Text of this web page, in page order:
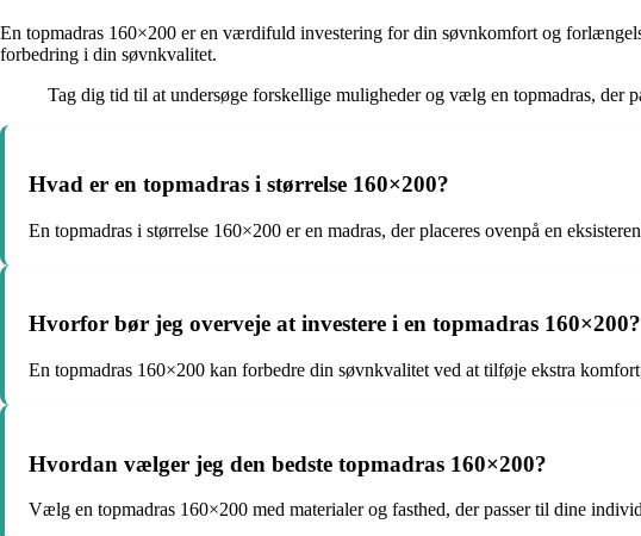
En topmadras 160×200 er en værdifuld investering for din søvnkomfort og
forbedring i din søvnkvalitet.
Tag dig tid til at undersøge forskellige muligheder og vælg en topmadras, der
Hvad er en topmadras i størrelse 160×200?
En topmadras i størrelse 160×200 er en madras, der placeres ovenpå en
Hvorfor bør jeg overveje at investere i en topmadras 160×200?
En topmadras 160×200 kan forbedre din søvnkvalitet ved at tilføje ekstra
Hvordan vælger jeg den bedste topmadras 160×200?
Vælg en topmadras 160×200 med materialer og fasthed, der passer til dine